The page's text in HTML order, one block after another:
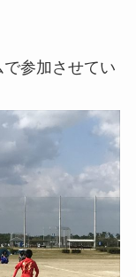
参加させてい